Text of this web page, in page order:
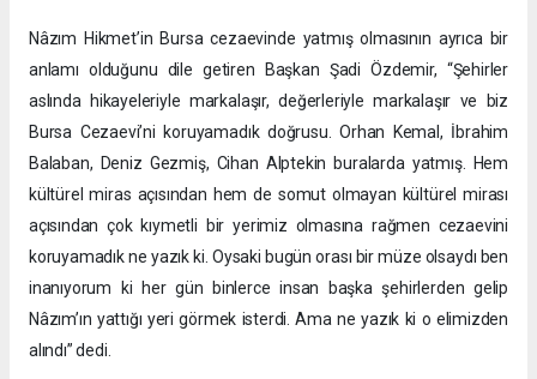
Nâzım Hikmet’in Bursa cezaevinde yatmış olmasının ayrıca bir
anlamı olduğunu dile getiren Başkan Şadi Özdemir, “Şehirler
aslında hikayeleriyle markalaşır, değerleriyle markalaşır ve biz
Bursa Cezaevi’ni koruyamadık doğrusu. Orhan Kemal, İbrahim
Balaban, Deniz Gezmiş, Cihan Alptekin buralarda yatmış. Hem
kültürel miras açısından hem de somut olmayan kültürel mirası
açısından çok kıymetli bir yerimiz olmasına rağmen cezaevini
koruyamadık ne yazık ki. Oysaki bugün orası bir müze olsaydı ben
inanıyorum ki her gün binlerce insan başka şehirlerden gelip
Nâzım’ın yattığı yeri görmek isterdi. Ama ne yazık ki o elimizden
alındı” dedi.